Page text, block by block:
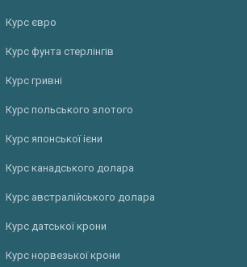
Курс євро
Курс фунта стерлінгів
Курс гривні
Курс польського злотого
Курс японської ієни
Курс канадського долара
Курс австралійського долара
Курс датської крони
Курс норвезької крони